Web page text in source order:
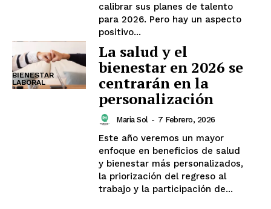
calibrar sus planes de talento
para 2026. Pero hay un aspecto
positivo...
BIENESTAR
LABORAL
La salud y el
bienestar en 2026 se
centrarán en la
personalización
Maria Sol - 7 Febrero, 2026
Este año veremos un mayor
enfoque en beneficios de salud
y bienestar más personalizados,
la priorización del regreso al
trabajo y la participación de...